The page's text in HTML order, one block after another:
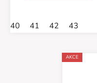
40 41 42 43
AKCE